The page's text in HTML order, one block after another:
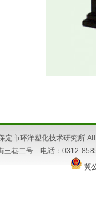
定市环洋塑化技术研究所
三巷二号 电话：0312-
冀